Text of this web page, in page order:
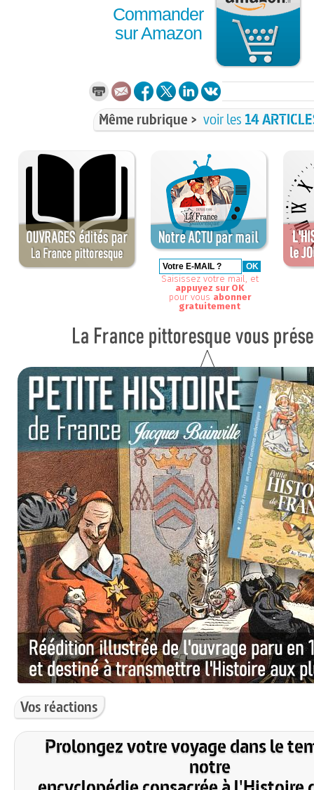
Commander
sur Amazon
Même rubrique > voir les 14
Saisissez votre mail, et
appuyez sur OK
pour vous abonner
gratuitement
Vos réactions
Prolongez votre voyage dans le
notre